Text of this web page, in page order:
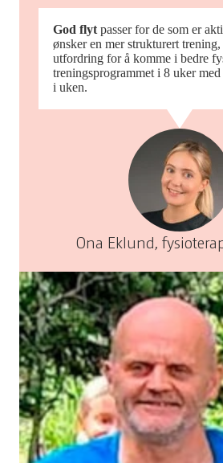
God flytpasser for de som er
ønsker en mer strukturert
utfordring for å komme i bedre
treningsprogrammet i 8 uker
i uken.
Ona Eklund,